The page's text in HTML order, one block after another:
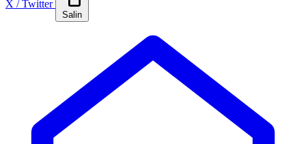
X / Twitter
Salin